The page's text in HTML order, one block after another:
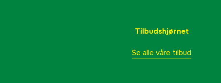
Tilbudshjørnet
Se alle våre tilbud